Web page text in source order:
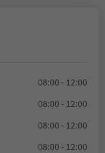
08:00 - 12:00
08:00 - 12:00
08:00 - 12:00
08:00 - 12:00